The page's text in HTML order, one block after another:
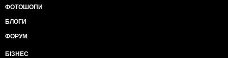
ФОТОШОПИ
БЛОГИ
ФОРУМ
БІЗНЕС